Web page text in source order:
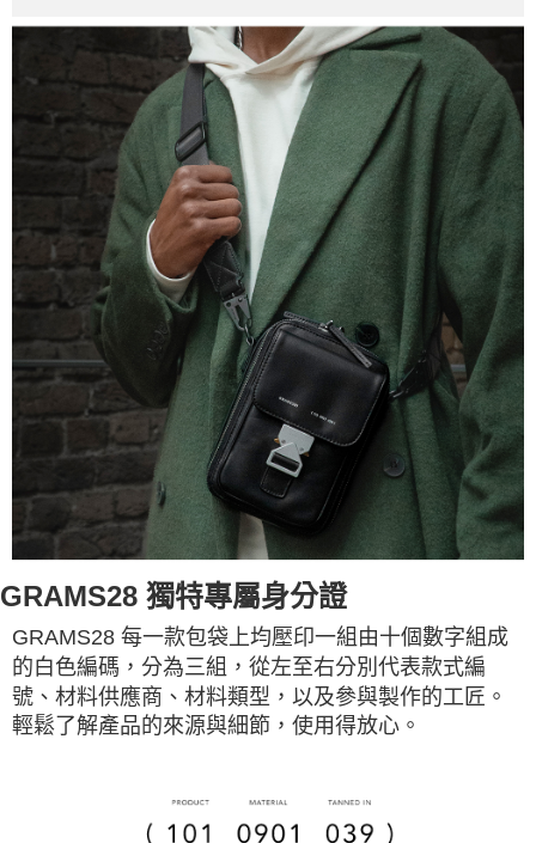
GRAMS28 獨特專屬身分證
GRAMS28 每一款包袋上均壓印一組由十個數字組成
的白色編碼，分為三組，從左至右分別代表款式編
號、材料供應商、材料類型，以及參與製作的工匠。
輕鬆了解產品的來源與細節，使用得放心。